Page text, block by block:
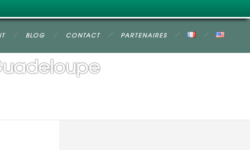
BLOG CONTACT PARTENAIRES